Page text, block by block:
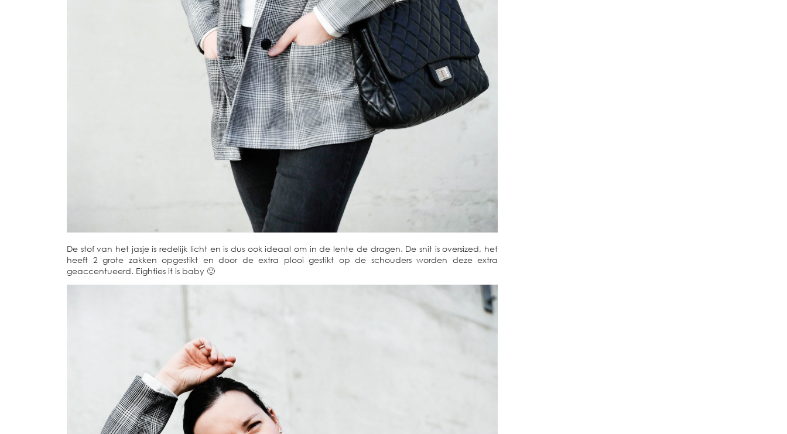
De stof van het jasje is redelijk licht en is dus ook ideaal om in de lente de dragen. De snit is oversized, het
heeft 2 grote zakken opgestikt en door de extra plooi gestikt op de schouders worden deze extra
geaccentueerd. Eighties it is baby 🙂